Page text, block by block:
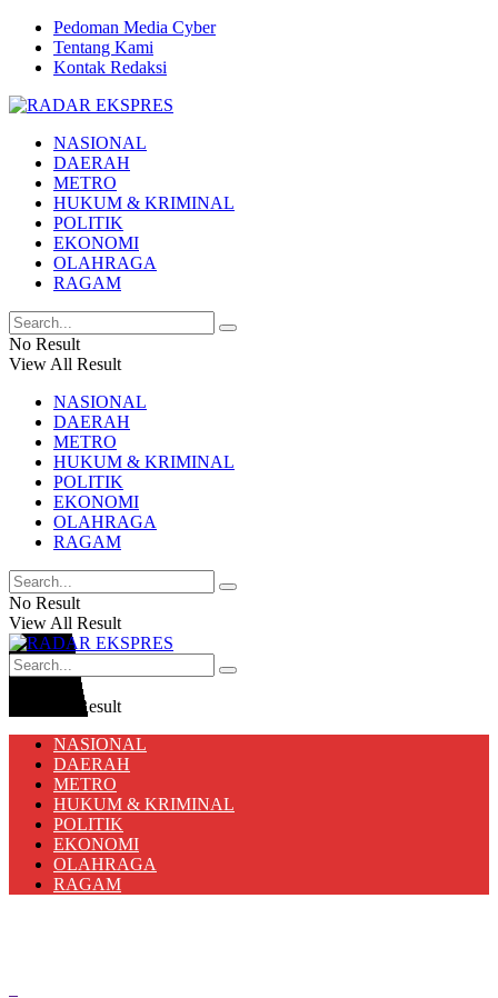
Pedoman Media Cyber
Tentang Kami
Kontak Redaksi
NASIONAL
DAERAH
METRO
HUKUM & KRIMINAL
POLITIK
EKONOMI
OLAHRAGA
RAGAM
No Result
View All Result
NASIONAL
DAERAH
METRO
HUKUM & KRIMINAL
POLITIK
EKONOMI
OLAHRAGA
RAGAM
No Result
View All Result
View All Result
NASIONAL
DAERAH
METRO
HUKUM & KRIMINAL
POLITIK
EKONOMI
OLAHRAGA
RAGAM